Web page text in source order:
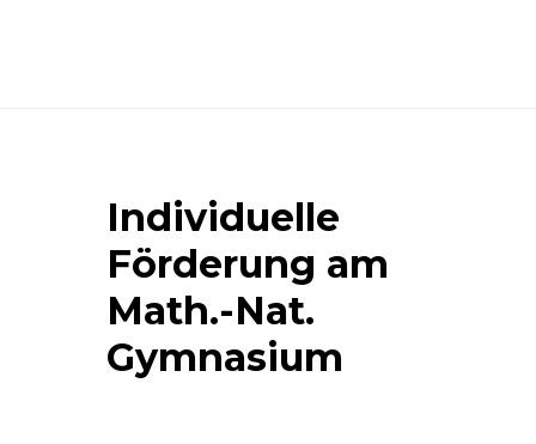
Individuelle
Förderung am
Math.-Nat.
Gymnasium